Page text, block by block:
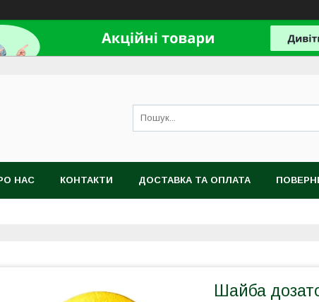
НАС КОНТАКТИ ДОСТАВКА ТА ОПЛАТА
Шайба